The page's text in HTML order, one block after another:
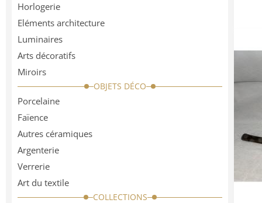
Horlogerie
Eléments architecture
Luminaires
Arts décoratifs
Miroirs
OBJETS DÉCO
Porcelaine
Faïence
Autres céramiques
Argenterie
Verrerie
Art du textile
COLLECTIONS